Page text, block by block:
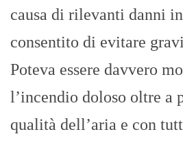
causa di rilevanti danni
consentito di evitare
Poteva essere davvero
l’incendio doloso oltre a
qualità dell’aria e con